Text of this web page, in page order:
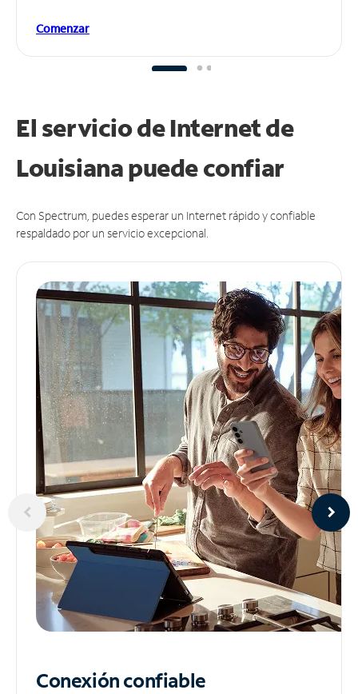
Comenzar
El servicio de Internet de
Louisiana puedeconfiar
Con Spectrum, puedes esperar un Internet rápido y confiable
respaldado por un servicio excepcional.
Conexión confiable